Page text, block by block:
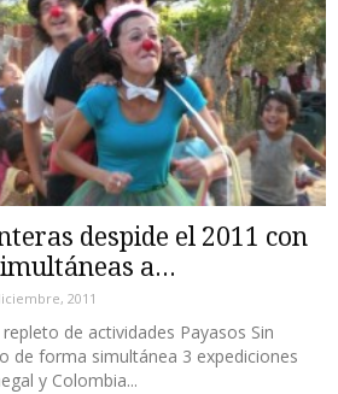
despide el 2011 con
a...
2011
de actividades Payasos Sin
de forma simultánea 3 expediciones
y Colombia...